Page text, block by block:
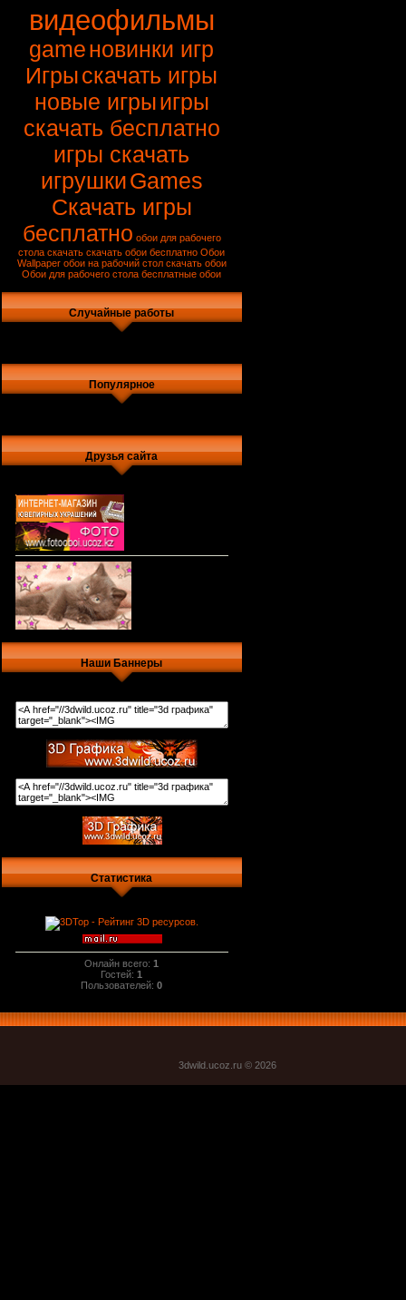
видеофильмы
gameновинки игр
Игрыскачать игры
новые игрыигры
скачать бесплатно
игры скачать
игрушкиGames
Скачать игры
бесплатно обои для рабочего
стола скачать скачать обои бесплатно Обои
Wallpaper обои на рабочий стол скачать обои
Обои для рабочего стола бесплатные обои
Случайные работы
Популярное
Друзья сайта
Наши Баннеры
Статистика
Онлайн всего:1
Гостей:1
Пользователей:0